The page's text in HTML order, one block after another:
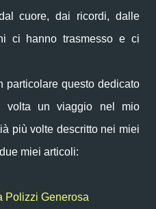
cuore, dai ricordi, dalle
ci hanno trasmesso e ci
particolare questo dedicato
un viaggio nel mio
più volte descritto nei miei
miei articoli:
Polizzi Generosa